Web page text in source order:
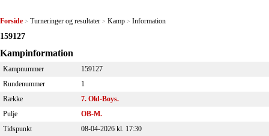
Forside > Turneringer og resultater > Kamp > Information
159127
Kampinformation
Kampnummer
159127
Rundenummer
1
Række
7. Old-Boys.
Pulje
OB-M.
Tidspunkt
08-04-2026 kl. 17:30